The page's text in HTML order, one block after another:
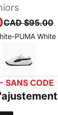
CAD $95.00
PUMA White
White
Black-PUMA
PUMA
SANS CODE